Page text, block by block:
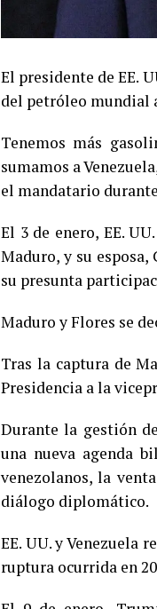
El presidente de EE.
del petróleo mundial
Tenemos más
sumamos a
el mandatario
El 3 de enero, EE.
Maduro, y su
su presunta
Maduro y Flores se
Tras la captura de
Presidencia a la
Durante la gestión
una nueva agenda
venezolanos, la
diálogo diplomático.
EE. UU. y Venezuela
ruptura ocurrida en